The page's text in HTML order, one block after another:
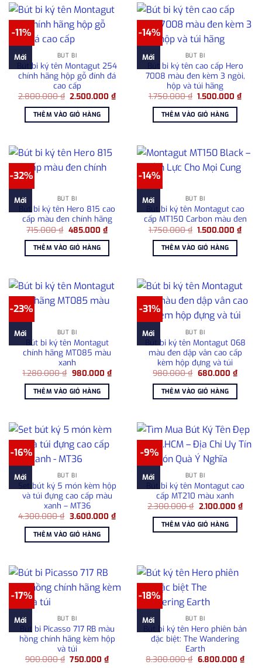
-11%
Mới BÚT BI
Bút bi ký tên Montagut 254
chính hãng hộp gỗ đính đá
cao cấp
2.800.000₫ Giá
là:
2.800.000 ₫.
2.500.000₫Giá
hiện
2.500.000 ₫.
THÊM VÀO GIỎ HÀNG
-14%
Mới BÚT BI
Bút bi ký tên cao cấp Hero
7008 màu đen kèm 3 ngòi,
hộp và túi hãng
1.750.000₫ Giá
là:
1.750.000 ₫.
1.500.000₫Giá
hiện
THÊM VÀO GIỎ HÀNG
-32%
Mới BÚT BI
Bút bi ký tên Hero 815 cao
cấp màu đen chính hãng
715.000₫ Giá
là:
715.000 ₫.
485.000 ₫Giá
hiện
tại
485.000 ₫.
THÊM VÀO GIỎ HÀNG
-14%
Mới BÚT BI
Bút bi ký tên Montagut cao
cấp MT150 Carbon màu đen
1.750.000₫ Giá
là:
1.750.000 ₫.
1.500.000₫Giá
hiện
THÊM VÀO GIỎ HÀNG
-23%
Mới BÚT BI
Bút bi ký tên Montagut
chính hãng MT085 màu
xanh
1.280.000₫ Giá
là:
1.280.000 ₫.
980.000 ₫Giá
hiện
THÊM VÀO GIỎ HÀNG
-31%
Mới BÚT BI
Bút bi ký tên Montagut 068
màu đen dập vân cao cấp
kèm hộp đựng và túi
980.000₫ Giá
là:
980.000 ₫.
680.000 ₫Giá
hiện
THÊM VÀO GIỎ HÀNG
-16%
Mới BÚT BI
Set bút ký 5 món kèm hộp
và túi đựng cao cấp màu
xanh – MT36
4.300.000₫ Giá
là:
4.300.000 ₫.
3.600.000 ₫Giá
hiện
THÊM VÀO GIỎ HÀNG
-9%
Mới BÚT BI
Bút bi ký tên Montagut cao
cấp MT210 màu xanh
2.300.000₫ Giá
là:
2.300.000 ₫.
2.100.000 ₫Giá
hiện
THÊM VÀO GIỎ HÀNG
-17%
Mới BÚT BI
Bút bi Picasso 717 RB màu
hồng chính hãng kèm hộp
và túi
900.000₫ Giá
750.000₫Giá
-18%
Mới BÚT BI
Bút bi ký tên Hero phiên bản
đặc biệt: The Wandering
Earth
8.300.000₫ Giá
6.800.000 ₫Giá